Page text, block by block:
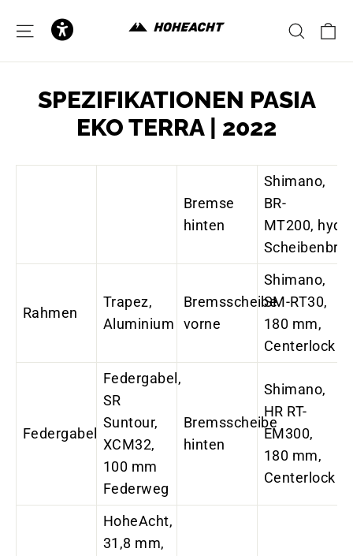
Inhalt
SEITENNAVIGATION
SPEZIFIKATIONEN PASIA
EKO TERRA | 2022
Bremse
hinten
Shimano,
BR-
MT200,
Rahmen
Trapez,
Aluminium
Bremsscheibe
vorne
Shimano,
SM-RT30,
180 mm,
Centerlock
Federgabel
Federgabel,
SR
Suntour,
XCM32,
100 mm
Federweg
Bremsscheibe
hinten
Shimano,
HR RT-
EM300,
180 mm,
Centerlock
HoheAcht,
31,8 mm,